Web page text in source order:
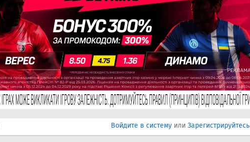
Войдите в систему или Зарегистрируйтесь